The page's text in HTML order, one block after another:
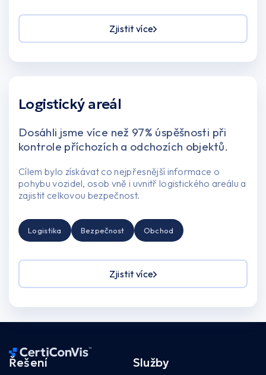
Zjistit více
Logistický areál
Dosáhli jsme více než 97% úspěšnosti při
kontrole příchozích a odchozích objektů.
Cílem bylo získávat co nejpřesnější informace o
pohybu vozidel, osob vně i uvnitř logistického areálu a
zajistit celkovou bezpečnost.
Logistika Bezpečnost Obchod
Zjistit více
Řešení Služby